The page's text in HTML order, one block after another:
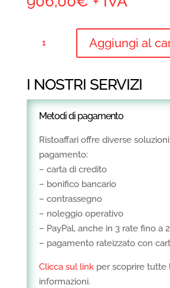
FRIGO
ACCIAIO
0/+8°C
700
LITRI
QUANTITÀ
Aggiungi al
I NOSTRI SERVIZI
Metodi di pagamento
Ristoaffari offre diverse
pagamento:
– carta di credito
– bonifico bancario
– contrassegno
– noleggio operativo
– PayPal, anche in 3 rate fino a
– pagamento rateizzato con
Clicca sul linkper scoprire tutte
informazioni.